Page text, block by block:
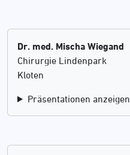
Dr. med. Mischa Wiegand
Chirurgie Lindenpark
Kloten
Präsentationen anzeigen